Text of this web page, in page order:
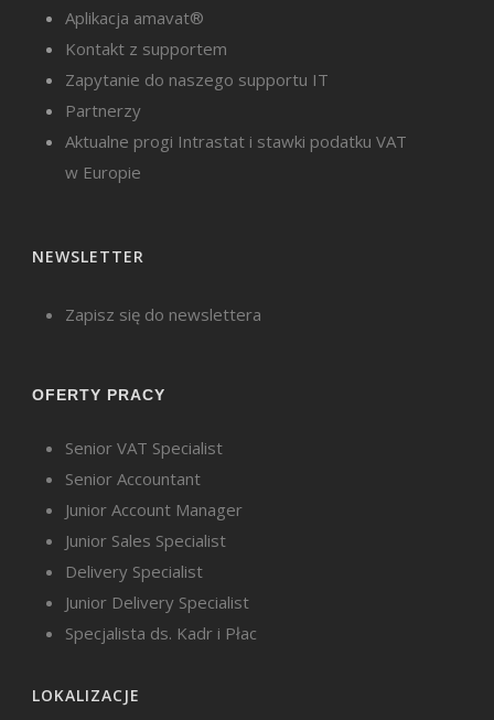
Aplikacja amavat®
Kontakt z supportem
Zapytanie do naszego supportu IT
Partnerzy
Aktualne progi Intrastat i stawki podatku VAT
w Europie
NEWSLETTER
Zapisz się do newslettera
OFERTY PRACY
Senior VAT Specialist
Senior Accountant
Junior Account Manager
Junior Sales Specialist
Delivery Specialist
Junior Delivery Specialist
Specjalista ds. Kadr i Płac
LOKALIZACJE